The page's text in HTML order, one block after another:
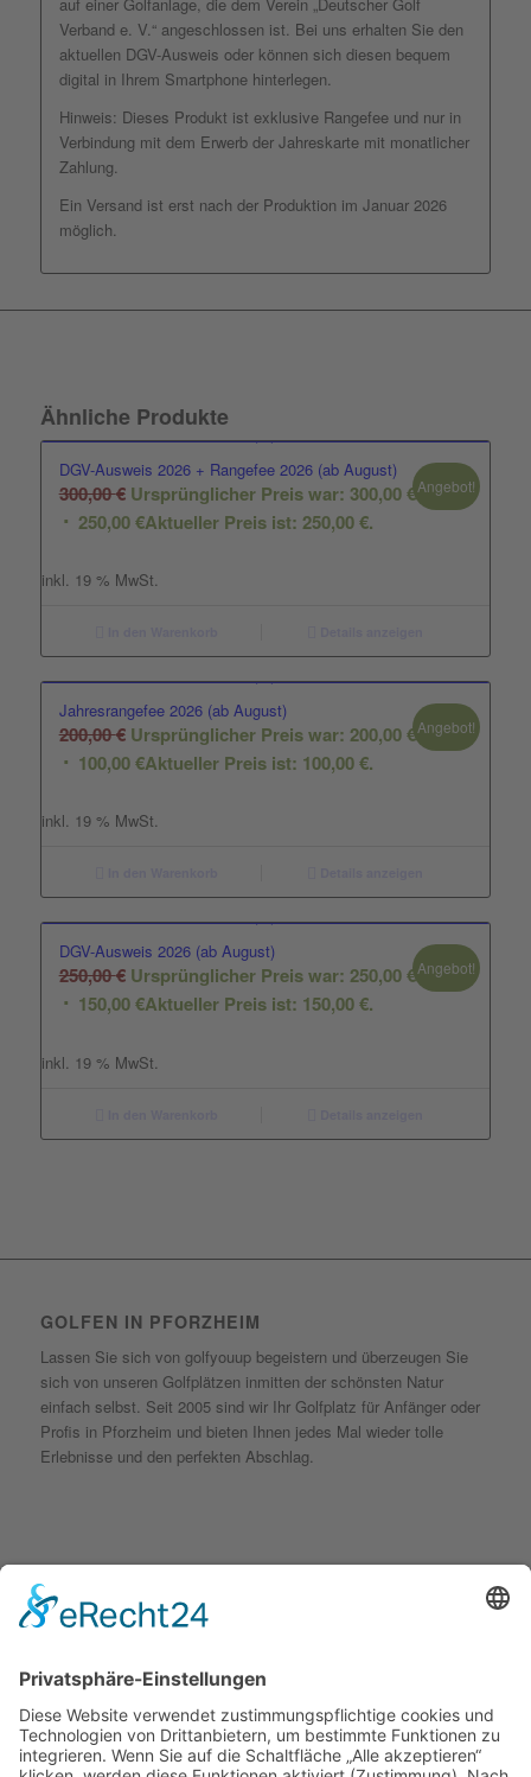
Verband e. V.“ angeschlossen ist. Bei uns erhalten Sie den
aktuellen DGV-Ausweis oder können sich diesen bequem
digital in Ihrem Smartphone hinterlegen.
Hinweis: Dieses Produkt ist exklusive Rangefee und nur in
Verbindung mit dem Erwerb der Jahreskarte mit monatlicher
Zahlung.
Ein Versand ist erst nach der Produktion im Januar 2026
möglich.
Ähnliche Produkte
DGV-Ausweis 2026 + Rangefee 2026 (ab August)
300,00€ Ursprünglicher Preis war: 300,00 €
250,00€Aktueller Preis ist: 250,00 €.
Angebot!
inkl. 19 % MwSt.
Jahresrangefee 2026 (ab August)
200,00€ Ursprünglicher Preis war: 200,00 €
100,00€Aktueller Preis ist: 100,00 €.
Angebot!
inkl. 19 % MwSt.
DGV-Ausweis 2026 (ab August)
250,00€ Ursprünglicher Preis war: 250,00 €
150,00€Aktueller Preis ist: 150,00 €.
Angebot!
inkl. 19 % MwSt.
GOLFEN IN PFORZHEIM
Lassen Sie sich von golfyouup begeistern und überzeugen Sie
sich von unseren Golfplätzen inmitten der schönsten Natur
einfach selbst. Seit 2005 sind wir Ihr Golfplatz für Anfänger oder
Profis in Pforzheim und bieten Ihnen jedes Mal wieder tolle
Erlebnisse und den perfekten Abschlag.
KONTAKT
golfyouup GmbH
75248 Ölbronn Dürrn
Telefon: 07237 – 484000
Telefax: 07237 – 484001
E-Mail:info@golfyouup.de